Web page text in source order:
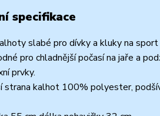
specifikace
slabé pro dívky a kluky na
pro chladnější počasí na jaře a
prvky.
strana kalhot 100% polyester,